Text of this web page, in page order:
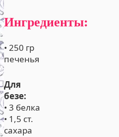
Ингредиенты:
• 250 гр
печенья
Для
безе:
• 3 белка
• 1,5 ст.
сахара